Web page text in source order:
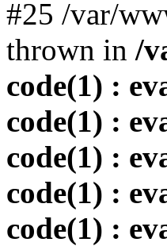
#25 /var/
thrown in /
code(1) :
code(1) :
code(1) :
code(1) :
code(1) :